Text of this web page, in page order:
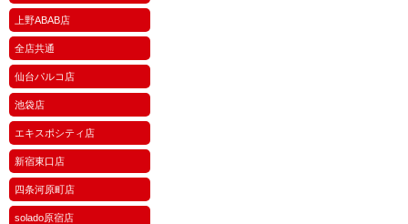
上野ABAB店
全店共通
仙台パルコ店
池袋店
エキスポシティ店
新宿東口店
四条河原町店
solado原宿店